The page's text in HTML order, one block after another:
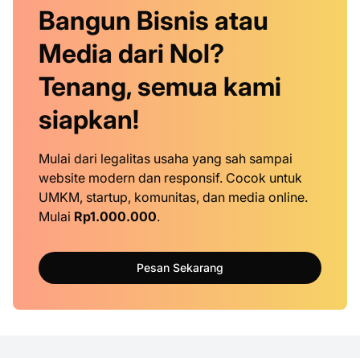
Bangun Bisnis atau
Media dari Nol?
Tenang, semua kami
siapkan!
Mulai dari legalitas usaha yang sah sampai
website modern dan responsif. Cocok untuk
UMKM, startup, komunitas, dan media online.
Mulai Rp1.000.000.
Pesan Sekarang